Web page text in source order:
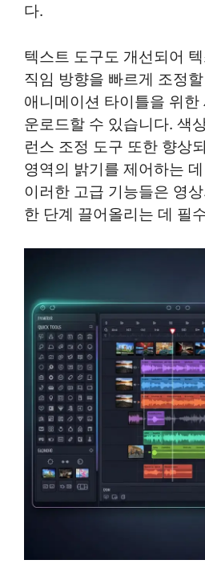
다.
텍스트 도구도 개선되어
직임 방향을 빠르게 조정
애니메이션 타이틀을 위
운로드할 수 있습니다. 색
런스 조정 도구 또한 향상
영역의 밝기를 제어하는
이러한 고급 기능들은 영
한 단계 끌어올리는 데 필